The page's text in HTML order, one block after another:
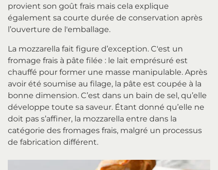
provient son goût frais mais cela explique
également sa courte durée de conservation après
l’ouverture de l'emballage.
La mozzarella fait figure d’exception. C'est un
fromage frais à pâte filée : le lait emprésuré est
chauffé pour former une masse manipulable. Après
avoir été soumise au filage, la pâte est coupée à la
bonne dimension. C’est dans un bain de sel, qu’elle
développe toute sa saveur. Étant donné qu’elle ne
doit pas s’affiner, la mozzarella entre dans la
catégorie des fromages frais, malgré un processus
de fabrication différent.